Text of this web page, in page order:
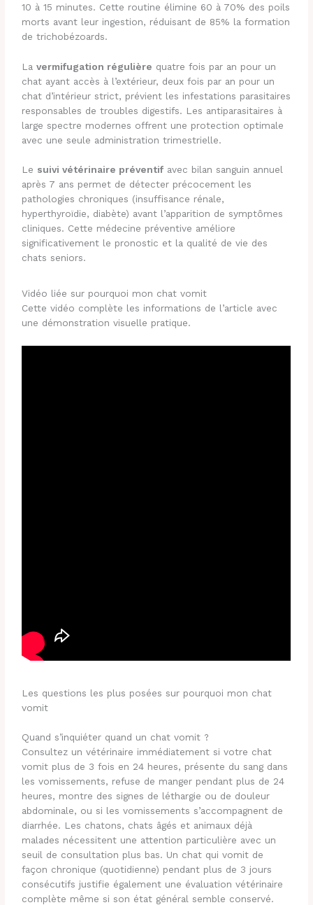
10 à 15 minutes. Cette routine élimine 60 à 70% des poils
morts avant leur ingestion, réduisant de 85% la formation
de trichobézoards.
Lavermifugation régulière quatre fois par an pour un
chat ayant accès à l’extérieur, deux fois par an pour un
chat d’intérieur strict, prévient les infestations parasitaires
responsables de troubles digestifs. Les antiparasitaires à
large spectre modernes offrent une protection optimale
avec une seule administration trimestrielle.
Le suivi vétérinaire préventif avec bilan sanguin annuel
après 7 ans permet de détecter précocement les
pathologies chroniques (insuffisance rénale,
hyperthyroïdie, diabète) avant l’apparition de symptômes
cliniques. Cette médecine préventive améliore
significativement le pronostic et la qualité de vie des
chats seniors.
Vidéo liée sur pourquoi mon chat vomit
Cette vidéo complète les informations de l’article avec
une démonstration visuelle pratique.
Les questions les plus posées sur pourquoi mon chat
vomit
Quand s’inquiéter quand un chat vomit ?
Consultez un vétérinaire immédiatement si votre chat
vomit plus de 3 fois en 24 heures, présente du sang dans
les vomissements, refuse de manger pendant plus de 24
heures, montre des signes de léthargie ou de douleur
abdominale, ou si les vomissements s’accompagnent de
diarrhée. Les chatons, chats âgés et animaux déjà
malades nécessitent une attention particulière avec un
seuil de consultation plus bas. Un chat qui vomit de
façon chronique (quotidienne) pendant plus de 3 jours
consécutifs justifie également une évaluation vétérinaire
complète même si son état général semble conservé.